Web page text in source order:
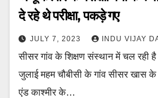
दे रहे थे परीक्षा, पकड़े गए
JULY 7, 2023 INDU VIJAY
सीसर गांव के शिक्षण संस्थान में चल रही है
जुलाई महम चौबीसी के गांव सीसर खास
एंड काश्मीर के…